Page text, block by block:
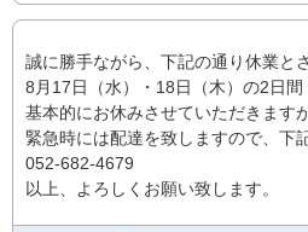
誠に勝手ながら、下記の通り休業と
8月17日（水）・18日（木）の2日間
基本的にお休みさせていただきますが
緊急時には配達を致しますので、下
052-682-4679
以上、よろしくお願い致します。